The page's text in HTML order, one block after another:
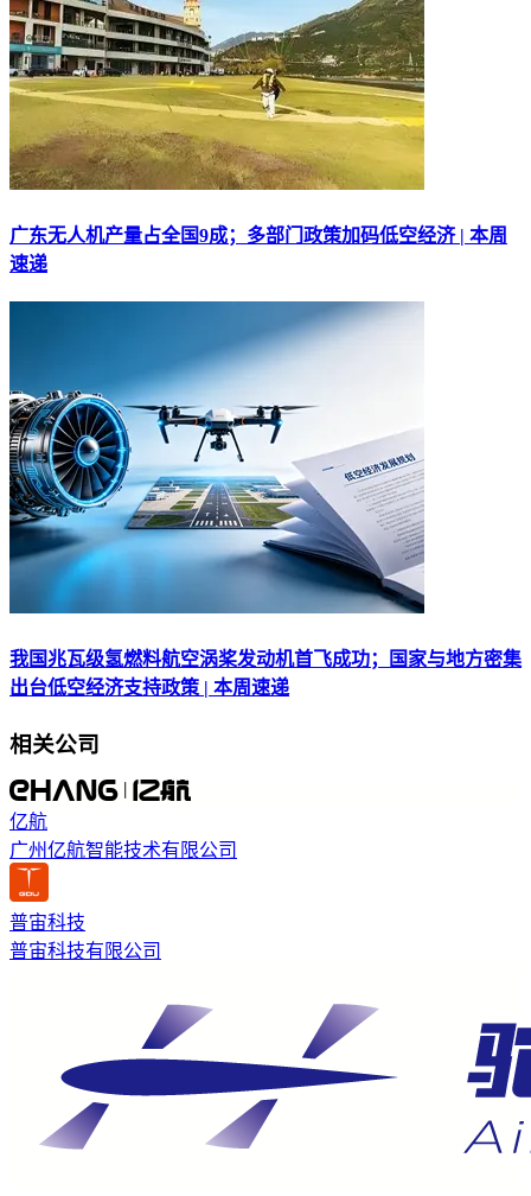
广东无人机产量占全国9成；多部门政策加码低空经济 | 本周
速递
我国兆瓦级氢燃料航空涡桨发动机首飞成功；国家与地方密集
出台低空经济支持政策 | 本周速递
相关公司
亿航
广州亿航智能技术有限公司
普宙科技
普宙科技有限公司